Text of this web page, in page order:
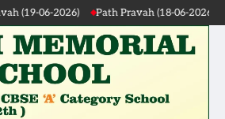
Path Pravah (18-06-2026)